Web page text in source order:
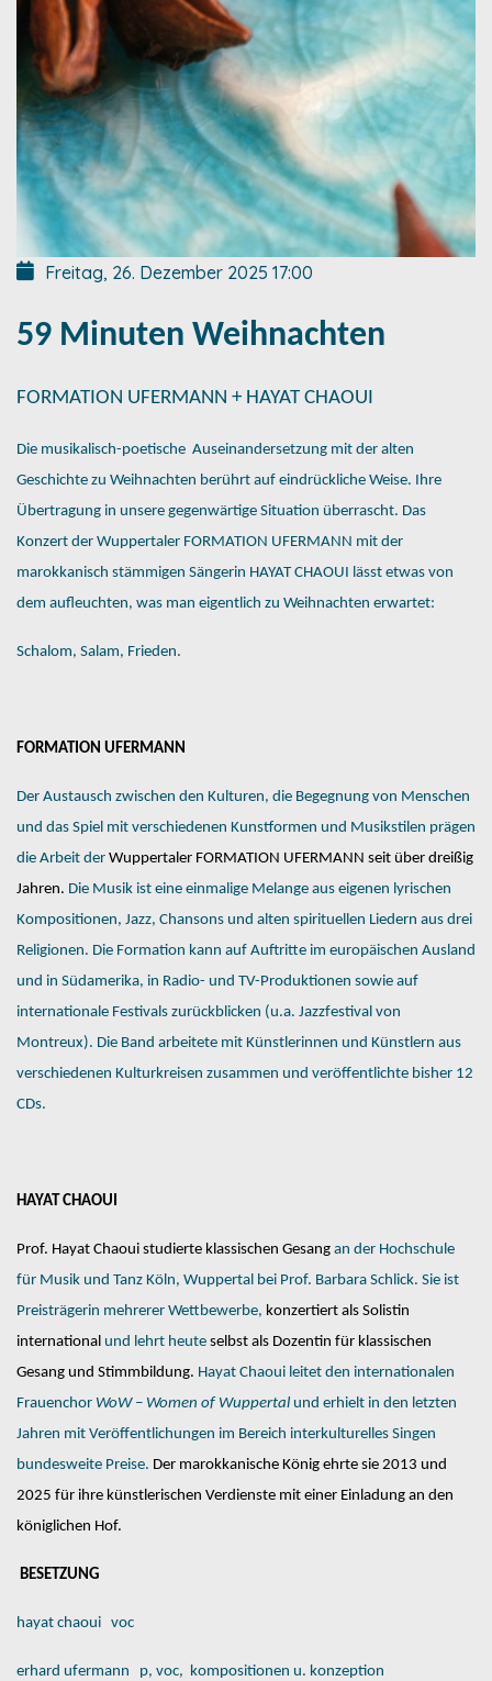
Freitag, 26. Dezember 2025 17:00
59 Minuten Weihnachten
FORMATION UFERMANN + HAYAT CHAOUI
Die musikalisch-poetische Auseinandersetzung mit der alten
Geschichte zu Weihnachten berührt auf eindrückliche Weise. Ihre
Übertragung in unsere gegenwärtige Situation überrascht. Das
Konzert der Wuppertaler FORMATION UFERMANN mit der
marokkanisch stämmigen Sängerin HAYAT CHAOUI lässt etwas von
dem aufleuchten, was man eigentlich zu Weihnachten erwartet:
Schalom, Salam, Frieden.
FORMATION UFERMANN
Der Austausch zwischen den Kulturen, die Begegnung von Menschen
und das Spiel mit verschiedenen Kunstformen und Musikstilen prägen
die Arbeit der Wuppertaler FORMATION UFERMANN seit über dreißig
Jahren. Die Musik ist eine einmalige Melange aus eigenen lyrischen
Kompositionen, Jazz, Chansons und alten spirituellen Liedern aus drei
Religionen. Die Formation kann auf Auftritte im europäischen Ausland
und in Südamerika, in Radio- und TV-Produktionen sowie auf
internationale Festivals zurückblicken (u.a. Jazzfestival von
Montreux). Die Band arbeitete mit Künstlerinnen und Künstlern aus
verschiedenen Kulturkreisen zusammen und veröffentlichte bisher 12
CDs.
HAYAT CHAOUI
Prof. Hayat Chaoui studierte klassischen Gesang an der Hochschule
für Musik und Tanz Köln, Wuppertal bei Prof. Barbara Schlick. Sie ist
Preisträgerin mehrerer Wettbewerbe, konzertiert als Solistin
international und lehrt heute selbst als Dozentin für klassischen
Gesang und Stimmbildung. Hayat Chaoui leitet den internationalen
Frauenchor WoW – Women of Wuppertal und erhielt in den letzten
Jahren mit Veröffentlichungen im Bereich interkulturelles Singen
bundesweite Preise. Der marokkanische König ehrte sie 2013 und
2025 für ihre künstlerischen Verdienste mit einer Einladung an den
königlichen Hof.
BESETZUNG
hayat chaoui voc
erhard ufermann p, voc, kompositionen u. konzeption